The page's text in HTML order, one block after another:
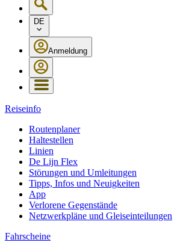
DE
Anmeldung
Reiseinfo
Routenplaner
Haltestellen
Linien
De Lijn Flex
Störungen und Umleitungen
Tipps, Infos und Neuigkeiten
App
Verlorene Gegenstände
Netzwerkpläne und Gleiseinteilungen
Fahrscheine